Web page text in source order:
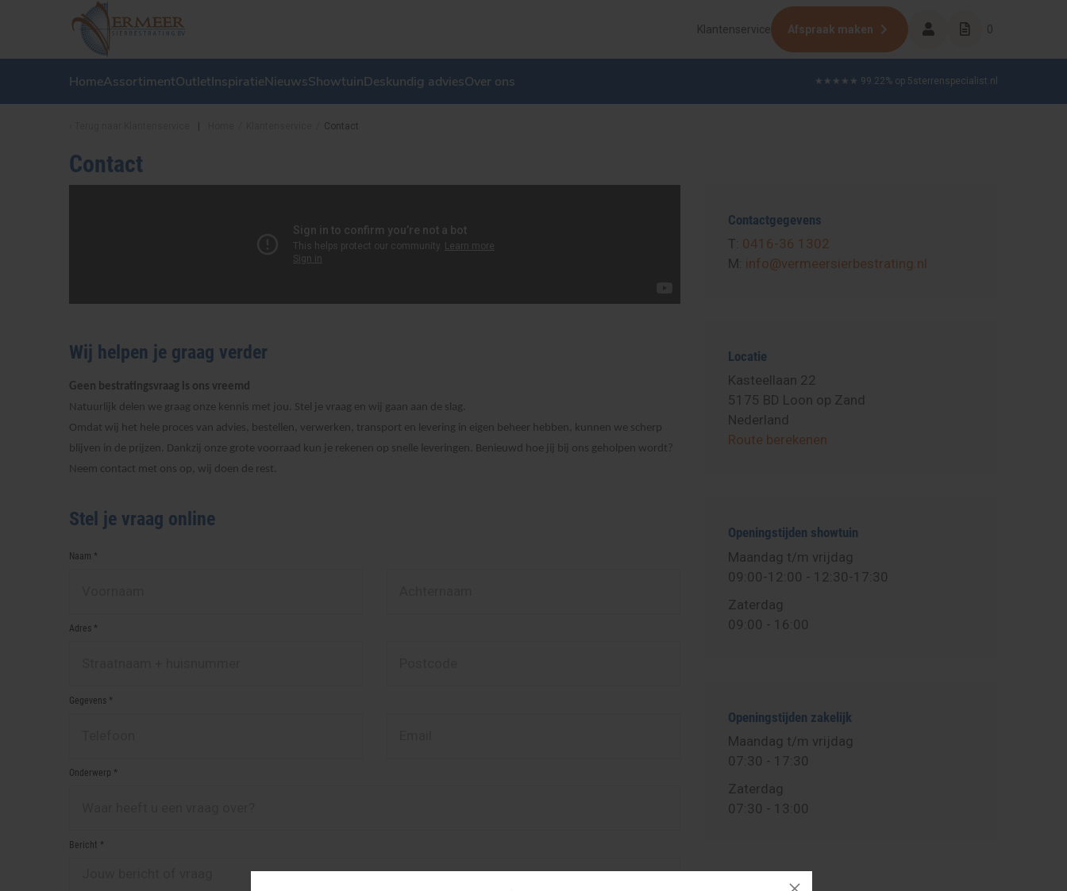
Klantenservice Afspraak maken 0
HomeAssortimentOutlet InspiratieNieuwsShowtuin Deskundig adviesOver ons ★★★★★ 99.22% op 5sterrenspecialist.nl
Contact
Contact
Wij helpen je graag verder
Geen bestratingsvraag is ons vreemd
Natuurlijk delen we graag onze kennis met jou. Stel je vraag en wij gaan aan de slag.
Omdat wij het hele proces van advies, bestellen, verwerken, transport en levering in eigen beheer hebben, kunnen we scherp
blijven in de prijzen. Dankzij onze grote voorraad kun je rekenen op snelle leveringen. Benieuwd hoe jij bij ons geholpen wordt?
Neem contact met ons op, wij doen de rest.
Stel je vraag online
Naam *
Adres *
Gegevens *
Onderwerp *
Bericht *
Contactgegevens
T: 0416-36 1302
M: info@vermeersierbestrating.nl
Locatie
Kasteellaan 22
5175 BD Loon op Zand
Nederland
Route berekenen
Openingstijden showtuin
Maandag t/m vrijdag
09:00-12:00 - 12:30-17:30
Zaterdag
09:00 - 16:00
Openingstijden zakelijk
Maandag t/m vrijdag
07:30 - 17:30
Zaterdag
07:30 - 13:00